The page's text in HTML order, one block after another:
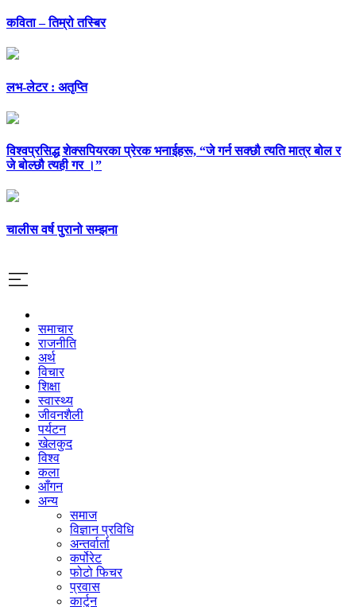
कविता – तिम्रो तस्बिर
लभ-लेटर : अतृप्ति
विश्वप्रसिद्ध शेक्सपियरका प्रेरक भनाईहरू, “जे गर्न सक्छौ त्यति मात्र बोल र
जे बोल्छौ त्यही गर ।”
चालीस वर्ष पुरानो सम्झना
समाचार
राजनीति
अर्थ
विचार
शिक्षा
स्वास्थ्य
जीवनशैली
पर्यटन
खेलकुद
विश्व
कला
आँगन
अन्य
समाज
विज्ञान प्रविधि
अन्तर्वार्ता
कर्पोरेट
फोटो फिचर
प्रवास
कार्टुन